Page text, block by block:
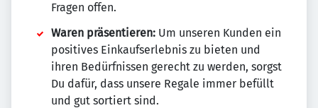
Fragen offen.
Waren präsentieren: Um unseren Kunden ein
positives Einkaufserlebnis zu bieten und
ihren Bedürfnissen gerecht zu werden, sorgst
Du dafür, dass unsere Regale immer befüllt
und gut sortiert sind.